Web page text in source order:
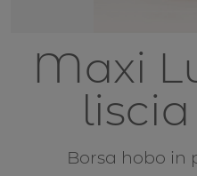
Maxi
Borsa hobo in